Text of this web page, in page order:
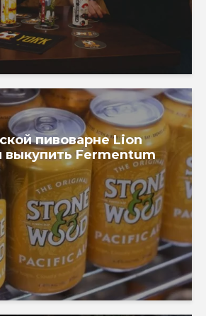
пивоварне Lion
выкупить Fermentum